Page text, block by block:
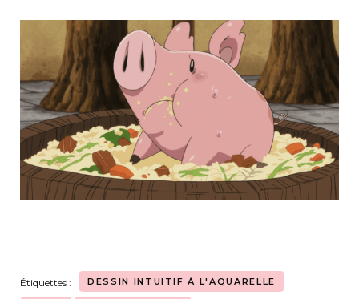
Étiquettes : DESSIN INTUITIF À L'AQUARELLE